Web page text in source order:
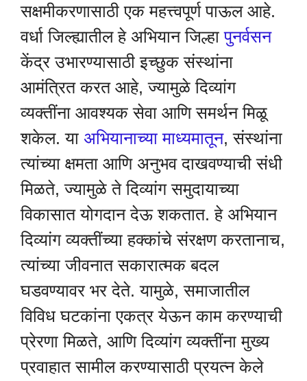
सक्षमीकरणासाठी एक महत्त्वपूर्ण पाऊल आहे.
वर्धा जिल्ह्यातील हे अभियान जिल्हापुनर्वसन
केंद्र उभारण्यासाठी इच्छुक संस्थांना
आमंत्रित करत आहे, ज्यामुळे दिव्यांग
व्यक्तींना आवश्यक सेवा आणि समर्थन मिळू
शकेल. या अभियानाच्या माध्यमातून, संस्थांना
त्यांच्या क्षमता आणि अनुभव दाखवण्याची संधी
मिळते, ज्यामुळे ते दिव्यांग समुदायाच्या
विकासात योगदान देऊ शकतात. हे अभियान
दिव्यांग व्यक्तींच्या हक्कांचे संरक्षण करतानाच,
त्यांच्या जीवनात सकारात्मक बदल
घडवण्यावर भर देते. यामुळे, समाजातील
विविध घटकांना एकत्र येऊन काम करण्याची
प्रेरणा मिळते, आणि दिव्यांग व्यक्तींना मुख्य
प्रवाहात सामील करण्यासाठी प्रयत्न केले